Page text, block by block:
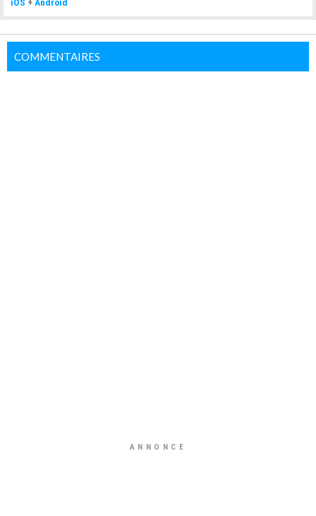
COMMENTAIRES
ANNONCE